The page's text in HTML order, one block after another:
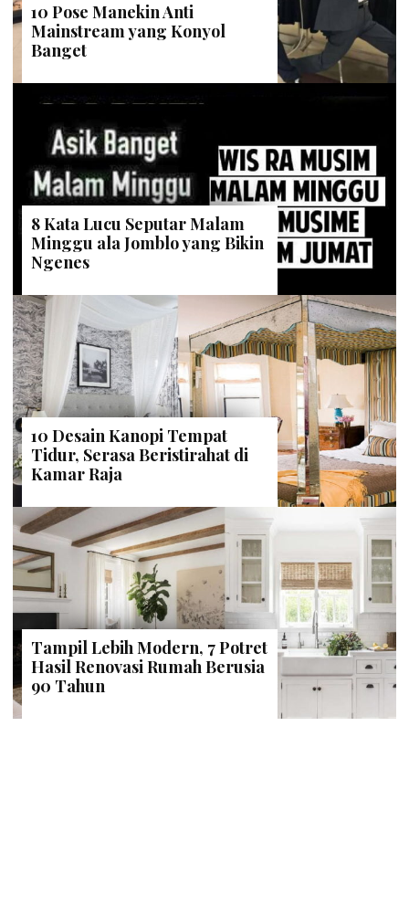
10 Pose Manekin Anti
Mainstream yang Konyol
Banget
8 Kata Lucu Seputar Malam
Minggu ala Jomblo yang Bikin
Ngenes
10 Desain Kanopi Tempat
Tidur, Serasa Beristirahat di
Kamar Raja
Tampil Lebih Modern, 7 Potret
Hasil Renovasi Rumah Berusia
90 Tahun